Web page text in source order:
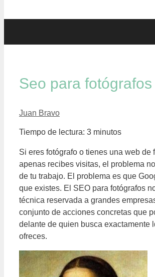
Seo para fotógrafos
Juan Bravo
Tiempo de lectura: 3 minutos
Si eres fotógrafo o tienes una web de
apenas recibes visitas, el problema
de tu trabajo. El problema es que
que existes. El SEO para fotógrafos
técnica reservada a grandes
conjunto de acciones concretas que
delante de quien busca exactamente
ofreces.